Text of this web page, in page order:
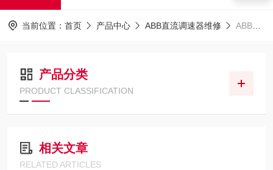
当前位置： 首页 产品中心 ABB直流调速器维修 ABB直流控制器维修
产品分类
PRODUCT CLASSIFICATION
相关文章
RELATED ARTICLES